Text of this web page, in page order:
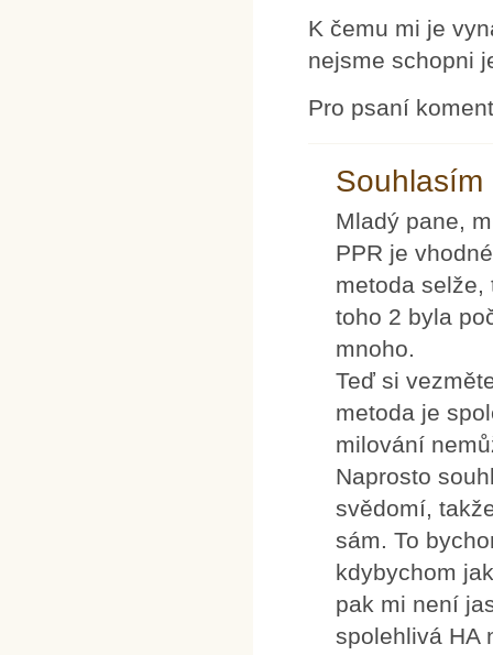
K čemu mi je
nejsme schopni
Pro psaní
Souhlasím
Mladý pane,
PPR je
metoda
toho 2 byla
mnoho.
Teď si
metoda je
milování
Naprosto
svědomí,
sám. To
kdybychom
pak mi není
spolehlivá HA